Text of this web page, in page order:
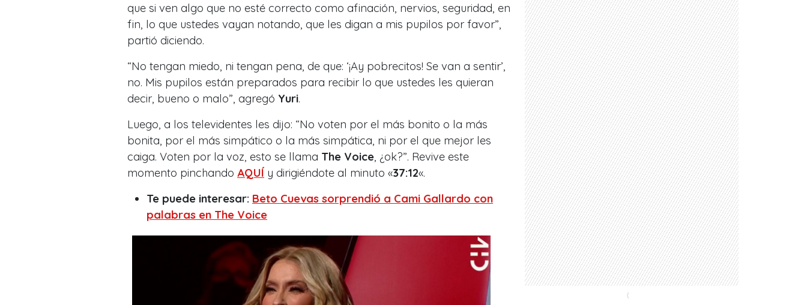
que si ven algo que no esté correcto como afinación, nervios, seguridad, en
fin, lo que ustedes vayan notando, que les digan a mis pupilos por favor”,
partió diciendo.
“No tengan miedo, ni tengan pena, de que: ‘¡Ay pobrecitos! Se van a sentir’,
no. Mis pupilos están preparados para recibir lo que ustedes les quieran
decir, bueno o malo”, agregó Yuri.
Luego, a los televidentes les dijo: “No voten por el más bonito o la más
bonita, por el más simpático o la más simpática, ni por el que mejor les
caiga. Voten por la voz, esto se llama The Voice , ¿ok?”. Revive este
momento pinchando AQUÍ y dirigiéndote al minuto «37:12«.
Te puede interesar: Beto Cuevas sorprendió a Cami Gallardo con
palabras en The Voice